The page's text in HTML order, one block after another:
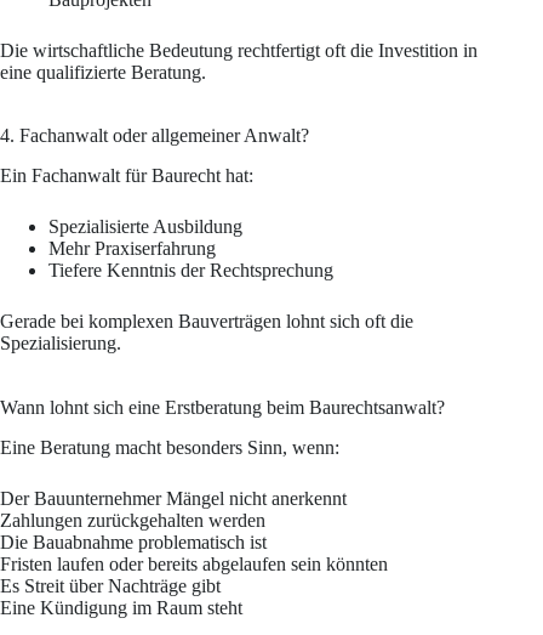
Die wirtschaftliche Bedeutung rechtfertigt oft die Investition in
eine qualifizierte Beratung.
4. Fachanwalt oder allgemeiner Anwalt?
Ein Fachanwalt für Baurecht hat:
Spezialisierte Ausbildung
Mehr Praxiserfahrung
Tiefere Kenntnis der Rechtsprechung
Gerade bei komplexen Bauverträgen lohnt sich oft die
Spezialisierung.
Wann lohnt sich eine Erstberatung beim Baurechtsanwalt?
Eine Beratung macht besonders Sinn, wenn:
Der Bauunternehmer Mängel nicht anerkennt
Zahlungen zurückgehalten werden
Die Bauabnahme problematisch ist
Fristen laufen oder bereits abgelaufen sein könnten
Es Streit über Nachträge gibt
Eine Kündigung im Raum steht